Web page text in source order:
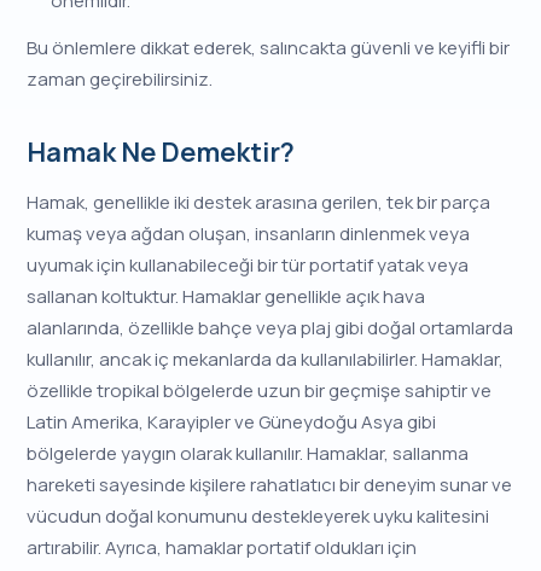
Bu önlemlere dikkat ederek, salıncakta güvenli ve keyifli bir
zaman geçirebilirsiniz.
Hamak Ne Demektir?
Hamak, genellikle iki destek arasına gerilen, tek bir parça
kumaş veya ağdan oluşan, insanların dinlenmek veya
uyumak için kullanabileceği bir tür portatif yatak veya
sallanan koltuktur. Hamaklar genellikle açık hava
alanlarında, özellikle bahçe veya plaj gibi doğal ortamlarda
kullanılır, ancak iç mekanlarda da kullanılabilirler. Hamaklar,
özellikle tropikal bölgelerde uzun bir geçmişe sahiptir ve
Latin Amerika, Karayipler ve Güneydoğu Asya gibi
bölgelerde yaygın olarak kullanılır. Hamaklar, sallanma
hareketi sayesinde kişilere rahatlatıcı bir deneyim sunar ve
vücudun doğal konumunu destekleyerek uyku kalitesini
artırabilir. Ayrıca, hamaklar portatif oldukları için